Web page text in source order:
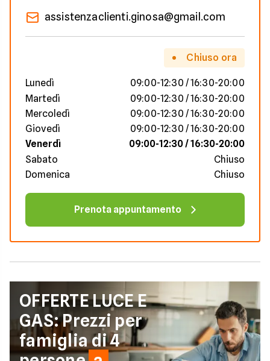
assistenzaclienti.ginosa@gmail.com
Chiuso ora
Lunedì
09:00-12:30 / 16:30-20:00
Martedì
09:00-12:30 / 16:30-20:00
Mercoledì
09:00-12:30 / 16:30-20:00
Giovedì
09:00-12:30 / 16:30-20:00
Venerdì
09:00-12:30 / 16:30-20:00
Sabato
Chiuso
Domenica
Chiuso
Prenota appuntamento
OFFERTE LUCE E
GAS: Prezzi per
famiglia di 4